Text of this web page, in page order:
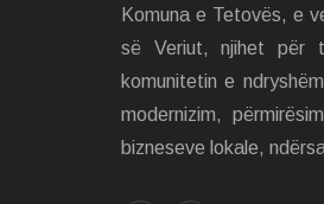
Komuna e Tetovës, e
së Veriut, njihet për
komunitetin e
modernizim,
bizneseve lokale,